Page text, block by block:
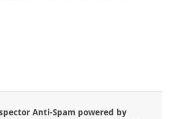
Anti-Spam powered by